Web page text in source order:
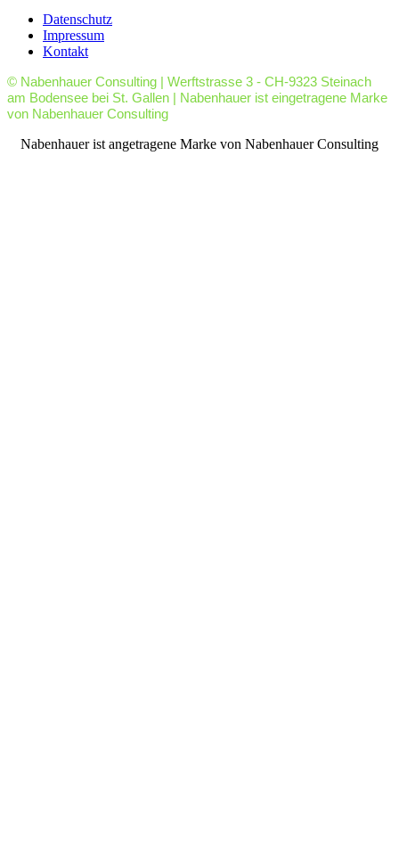
Datenschutz
Impressum
Kontakt
© Nabenhauer Consulting | Werftstrasse 3 - CH-9323 Steinach
am Bodensee bei St. Gallen | Nabenhauer ist eingetragene Marke
von Nabenhauer Consulting
facebook
youtube
rssNabenhauer ist angetragene Marke von Nabenhauer Consulting